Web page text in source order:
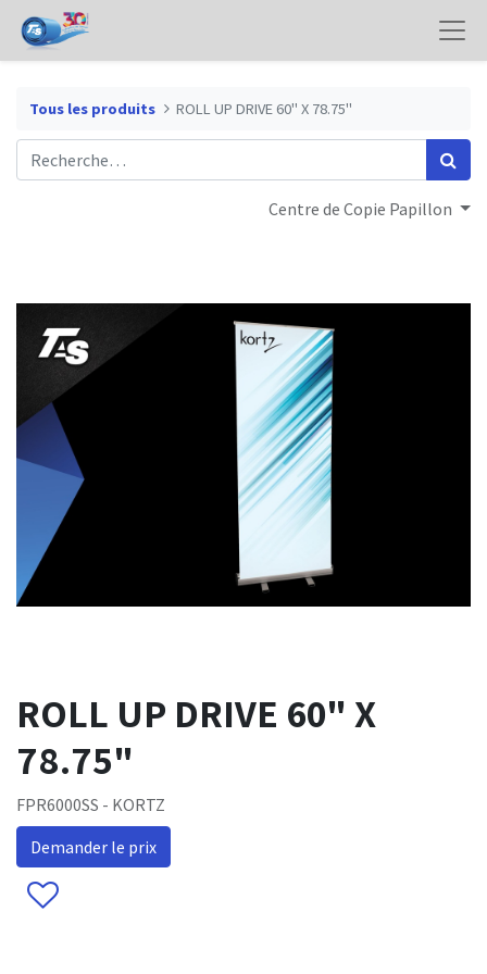
Tous les produits ROLL UP DRIVE 60" X 78.75"
Centre de Copie Papillon
ROLL UP DRIVE 60" X
78.75"
FPR6000SS - KORTZ
Demander le prix